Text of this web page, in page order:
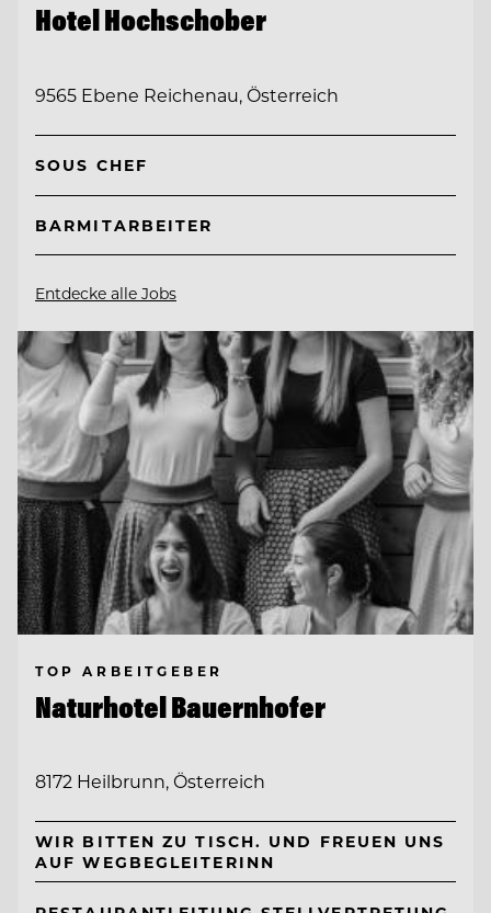
Hotel Hochschober
9565 Ebene Reichenau, Österreich
SOUS CHEF
BARMITARBEITER
Entdecke alle Jobs
TOP ARBEITGEBER
Naturhotel Bauernhofer
8172 Heilbrunn, Österreich
WIR BITTEN ZU TISCH. UND FREUEN UNS
AUF WEGBEGLEITERINN